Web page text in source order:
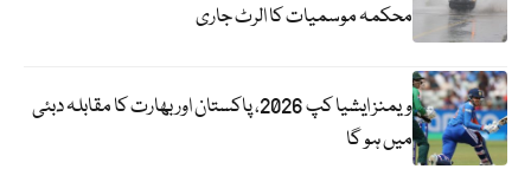
محکمہ موسمیات کا الرٹ جاری
ویمنز ایشیا کپ 2026، پاکستان اور بھارت کا مقابلہ دبئی
میں ہو گا